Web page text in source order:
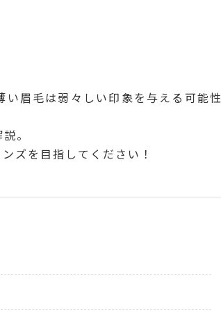
眉毛は弱々しい印象を与える可能性
。
ズを目指してください！